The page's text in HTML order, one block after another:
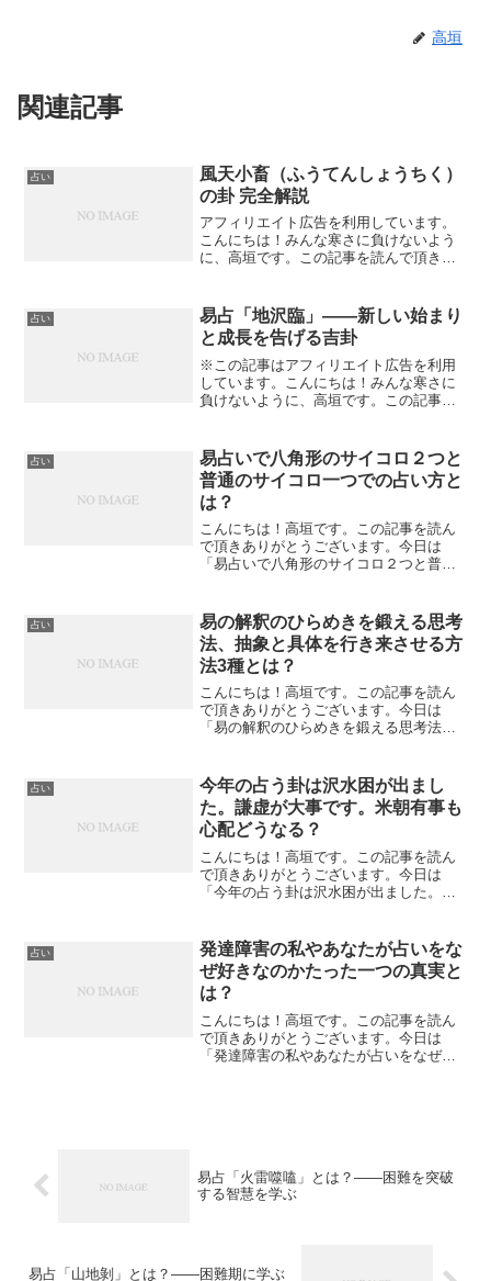
高垣
関連記事
占い
風天小畜（ふうてんしょうちく）
の卦 完全解説
アフィリエイト広告を利用しています。
こんにちは！みんな寒さに負けないよう
に、高垣です。この記事を読んで頂きあ
について私なりの見解を書いてみたいと
思います。
占い
易占「地沢臨」――新しい始まり
と成長を告げる吉卦
※この記事はアフィリエイト広告を利用
しています。こんにちは！みんな寒さに
負けないように、高垣です。この記事を
成長を告げる吉卦」について私なりの見
解を書いてみたいと思いま...
占い
易占いで八角形のサイコロ２つと
普通のサイコロ一つでの占い方と
は？
こんにちは！高垣です。この記事を読ん
で頂きありがとうございます。今日は
「易占いで八角形のサイコロ２つと普通
ます。発達障害は何が困る？発達障害は
いつも「関係性がうまく行か...
占い
易の解釈のひらめきを鍛える思考
法、抽象と具体を行き来させる方
法3種とは？
こんにちは！高垣です。この記事を読ん
で頂きありがとうございます。今日は
「易の解釈のひらめきを鍛える思考法、
す。易の解釈のひらめきを鍛える思考
法、抽象と具体を行き来させ...
占い
今年の占う卦は沢水困が出まし
た。謙虚が大事です。米朝有事も
心配どうなる？
こんにちは！高垣です。この記事を読ん
で頂きありがとうございます。今日は
「今年の占う卦は沢水困が出ました。謙
たいと思います。発達障害は何が困る？
発達障害はいつも「関係性がう...
占い
発達障害の私やあなたが占いをな
ぜ好きなのかたった一つの真実と
は？
こんにちは！高垣です。この記事を読ん
で頂きありがとうございます。今日は
「発達障害の私やあなたが占いをなぜ好
易占「火雷噬嗑」とは？――困難を突破
する智慧を学ぶ
易占「山地剝」とは？――困難期に学ぶ